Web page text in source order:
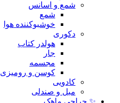
شمع و اسانس
شمع
خوشبوکننده هوا
دکوری
هولدر کتاب
جار
مجسمه
کوسن و رومیزی
کادویی
مبل و صندلی
✨ حراجی ماهک